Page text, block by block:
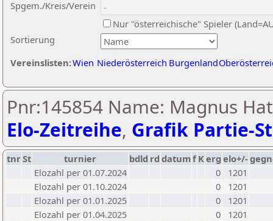
Sortierung
Spgem./Kreis/Verein
Nur "österreichische" Spieler
Vereinslisten:Wien Niederösterreich Burgenland
Pnr:145854 Name: Magnus
Elo-Zeitreihe, Grafik Partie-
tnrSt turnier bdld rd datumf Kerg elo+/-
Elozahl per 01.07.2024
0
1201
Elozahl per 01.10.2024
0
1201
Elozahl per 01.01.2025
0
1201
Elozahl per 01.04.2025
0
1201